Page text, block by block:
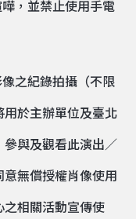
，並禁止使用手電
之紀錄拍攝（不限
用於主辦單位及臺北
與及觀看此演出／
無償授權肖像使用
之相關活動宣傳使